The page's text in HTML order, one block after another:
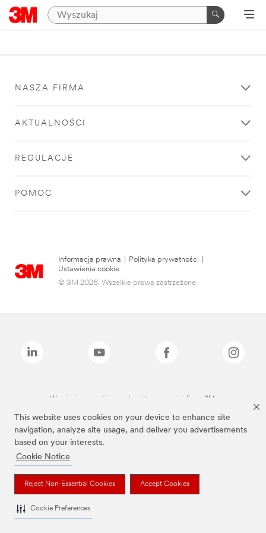
This website uses cookies on your device to enhance site
navigation, analyze site usage, and deliver you advertisements
based on your interests.
Cookie Notice
Reject Non-Essential Cookies Accept Cookies
Cookie Preferences
NASZA FIRMA
AKTUALNOŚCI
REGULACJE
POMOC
Informacja prawna Polityka prywatności
Ustawienia cookie
© 3M 2026. Wszelkie prawa zastrzeżone.
Wymienione marki są znakami towarowymi firmy 3M.